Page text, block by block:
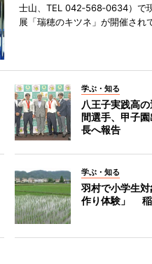
士山、TEL 042‐568‐0634）で
展「瑞穂のキツネ」が開催され
学ぶ・知る
八王子実践高
間選手、甲子
長へ報告
学ぶ・知る
羽村で小学生
作り体験」 稲